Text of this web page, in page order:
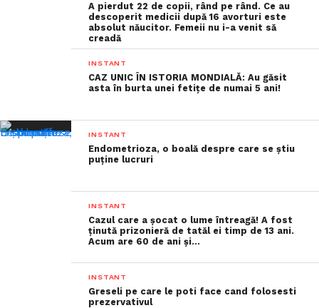
A pierdut 22 de copii, rând pe rând. Ce au
descoperit medicii după 16 avorturi este
absolut năucitor. Femeii nu i-a venit să
creadă
INSTANT
CAZ UNIC ÎN ISTORIA MONDIALĂ: Au găsit
asta în burta unei fetițe de numai 5 ani!
INSTANT
Endometrioza, o boală despre care se știu
puține lucruri
INSTANT
Cazul care a șocat o lume întreagă! A fost
ținută prizonieră de tatăl ei timp de 13 ani.
Acum are 60 de ani și…
INSTANT
Greseli pe care le poti face cand folosesti
prezervativul